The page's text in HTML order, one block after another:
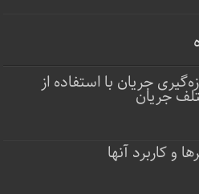
جریان با استفاده از
جریان
و کاربرد آنها